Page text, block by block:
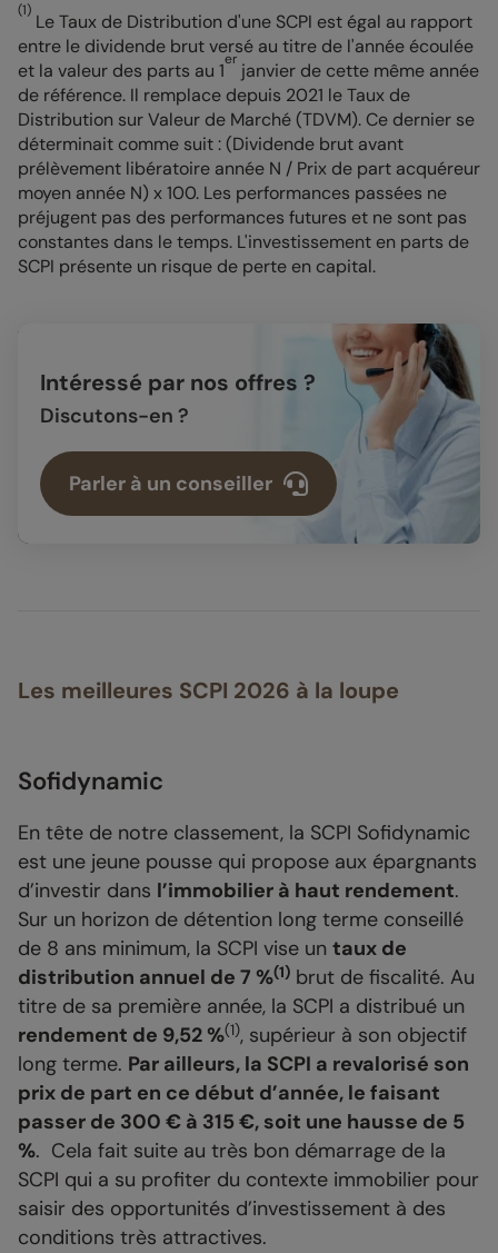
(1) Le Taux de Distribution d'une SCPI est égal au rapport
entre le dividende brut versé au titre de l'année écoulée
et la valeur des parts au 1er janvier de cette même année
de référence. Il remplace depuis 2021 le Taux de
Distribution sur Valeur de Marché (TDVM). Ce dernier se
déterminait comme suit : (Dividende brut avant
prélèvement libératoire année N / Prix de part acquéreur
moyen année N) x 100. Les performances passées ne
préjugent pas des performances futures et ne sont pas
constantes dans le temps. L'investissement en parts de
SCPI présente un risque de perte en capital.
Intéressé par nos offres ?
Discutons-en ?
Parler à un conseiller
Les meilleures SCPI 2026 à la loupe
Sofidynamic
En tête de notre classement, la SCPI Sofidynamic
est une jeune pousse qui propose aux épargnants
d’investir dans l’immobilier à haut rendement.
Sur un horizon de détention long terme conseillé
de 8 ans minimum, la SCPI vise un taux de
distribution annuel de 7 %(1) brut de fiscalité. Au
titre de sa première année, la SCPI a distribué un
rendement de 9,52 %(1), supérieur à son objectif
long terme. Par ailleurs, la SCPI a revalorisé son
prix de part en ce début d’année, le faisant
passer de 300 € à 315 €, soit une hausse de 5
%. Cela fait suite au très bon démarrage de la
SCPI qui a su profiter du contexte immobilier pour
saisir des opportunités d’investissement à des
conditions très attractives.